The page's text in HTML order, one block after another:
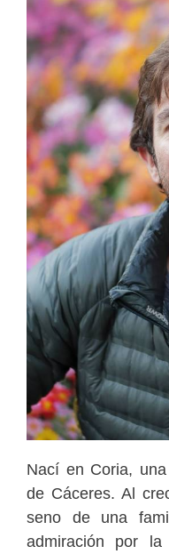
Nací en Coria,
de Cáceres. Al
seno de una
admiración por la